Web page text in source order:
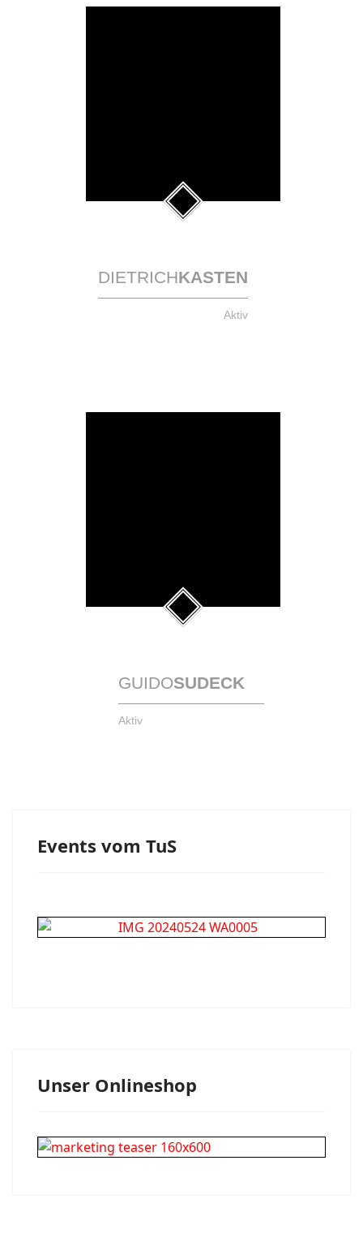
DIETRICHKASTEN
Aktiv
GUIDOSUDECK
Aktiv
Events vom TuS
Unser Onlineshop